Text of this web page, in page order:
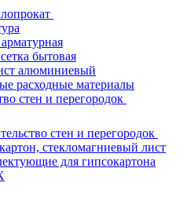
бытовая
алюминиевый
расходные материалы
стен и перегородок
стен и перегородок
стекломагниевый лист
для гипсокартона